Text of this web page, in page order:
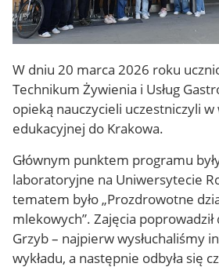
W dniu 20 marca 2026 roku
Technikum Żywienia i Usług
opieką nauczycieli uczestniczyli w
edukacyjnej do Krakowa.
Głównym punktem programu
laboratoryjne na Uniwersytecie
tematem było „Prozdrowotne
mlekowych”. Zajęcia
Grzyb– najpierw wysłuchaliśmy
wykładu, a następnie odbyła się